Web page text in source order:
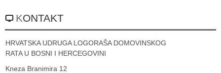
KONTAKT
HRVATSKA UDRUGA LOGORAŠA DOMOVINSKOG
RATA U BOSNI I HERCEGOVINI
Kneza Branimira 12